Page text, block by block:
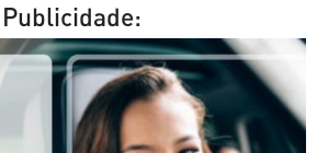
Publicidade: